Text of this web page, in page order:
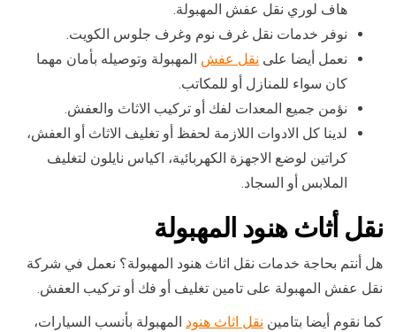
هاف لوري نقل عفش المهبولة.
نوفر خدمات نقل غرف نوم وغرف جلوس الكويت.
نعمل أيضا على نقل عفش المهبولة وتوصيله بأمان مهما
كان سواء للمنازل أو للمكاتب.
نؤمن جميع المعدات لفك أو تركيب الاثاث والعفش.
لدينا كل الادوات اللازمة لحفظ أو تغليف الاثاث أو العفش،
كراتين لوضع الاجهزة الكهربائية، اكياس نايلون لتغليف
الملابس أو السجاد.
نقل أثاث هنود المهبولة
هل أنتم بحاجة خدمات نقل اثاث هنود المهبولة؟ نعمل في شركة
نقل عفش المهبولة على تامين تغليف أو فك أو تركيب العفش.
كما نقوم أيضا بتامين نقل اثاث هنود المهبولة بأنسب السيارات،